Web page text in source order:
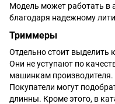
Модель может работать в
благодаря надежному
Триммеры
Отдельно стоит выделить
Они не уступают по
машинкам
Покупатели могут
длинны. Кроме этого, в